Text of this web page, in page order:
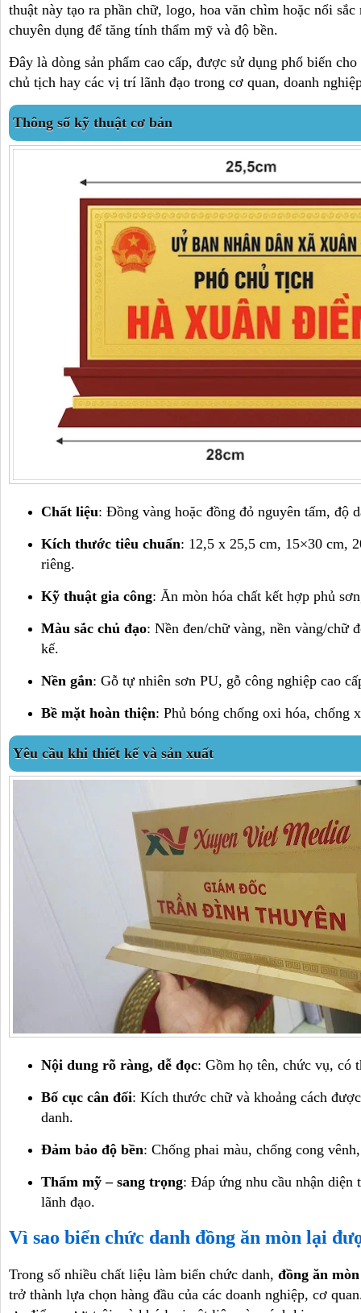
thuật này tạo ra phần chữ, logo, hoa văn chìm hoặc nổi
chuyên dụng để tăng tính thẩm mỹ và độ bền.
Đây là dòng sản phẩm cao cấp, được sử dụng phổ biến
chủ tịch hay các vị trí lãnh đạo trong cơ quan, doanh
Thông số kỹ thuật cơ bản
Chất liệu: Đồng vàng hoặc đồng đỏ nguyên tấm, độ
Kích thước tiêu chuẩn: 12,5 x 25,5 cm, 15×30 cm,
riêng.
Kỹ thuật gia công: Ăn mòn hóa chất kết hợp phủ
Màu sắc chủ đạo: Nền đen/chữ vàng, nền vàng/chữ
kế.
Nền gắn: Gỗ tự nhiên sơn PU, gỗ công nghiệp cao
Bề mặt hoàn thiện: Phủ bóng chống oxi hóa, chống
Yêu cầu khi thiết kế và sản xuất
Nội dung rõ ràng, dễ đọc: Gồm họ tên, chức vụ, có
Bố cục cân đối: Kích thước chữ và khoảng cách
danh.
Đảm bảo độ bền: Chống phai màu, chống cong
Thẩm mỹ – sang trọng: Đáp ứng nhu cầu nhận diện
lãnh đạo.
Vì sao biển chức danh đồng ăn mòn lại
Trong số nhiều chất liệu làm biển chức danh, đồng ăn mòn
trở thành lựa chọn hàng đầu của các doanh nghiệp, cơ